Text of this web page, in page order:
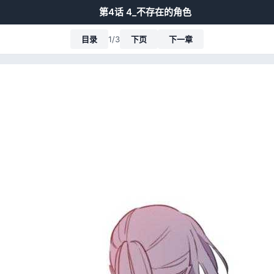
第4话 4_不存在的角色
目录 1/3 下页 下一章